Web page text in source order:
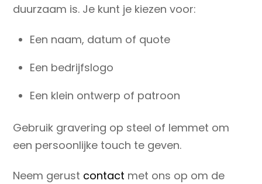
duurzaam is. Je kunt je kiezen voor:
Een naam, datum of quote
Een bedrijfslogo
Een klein ontwerp of patroon
Gebruik gravering op steel of lemmet om
een persoonlijke touch te geven.
Neem gerust contact met ons op om de